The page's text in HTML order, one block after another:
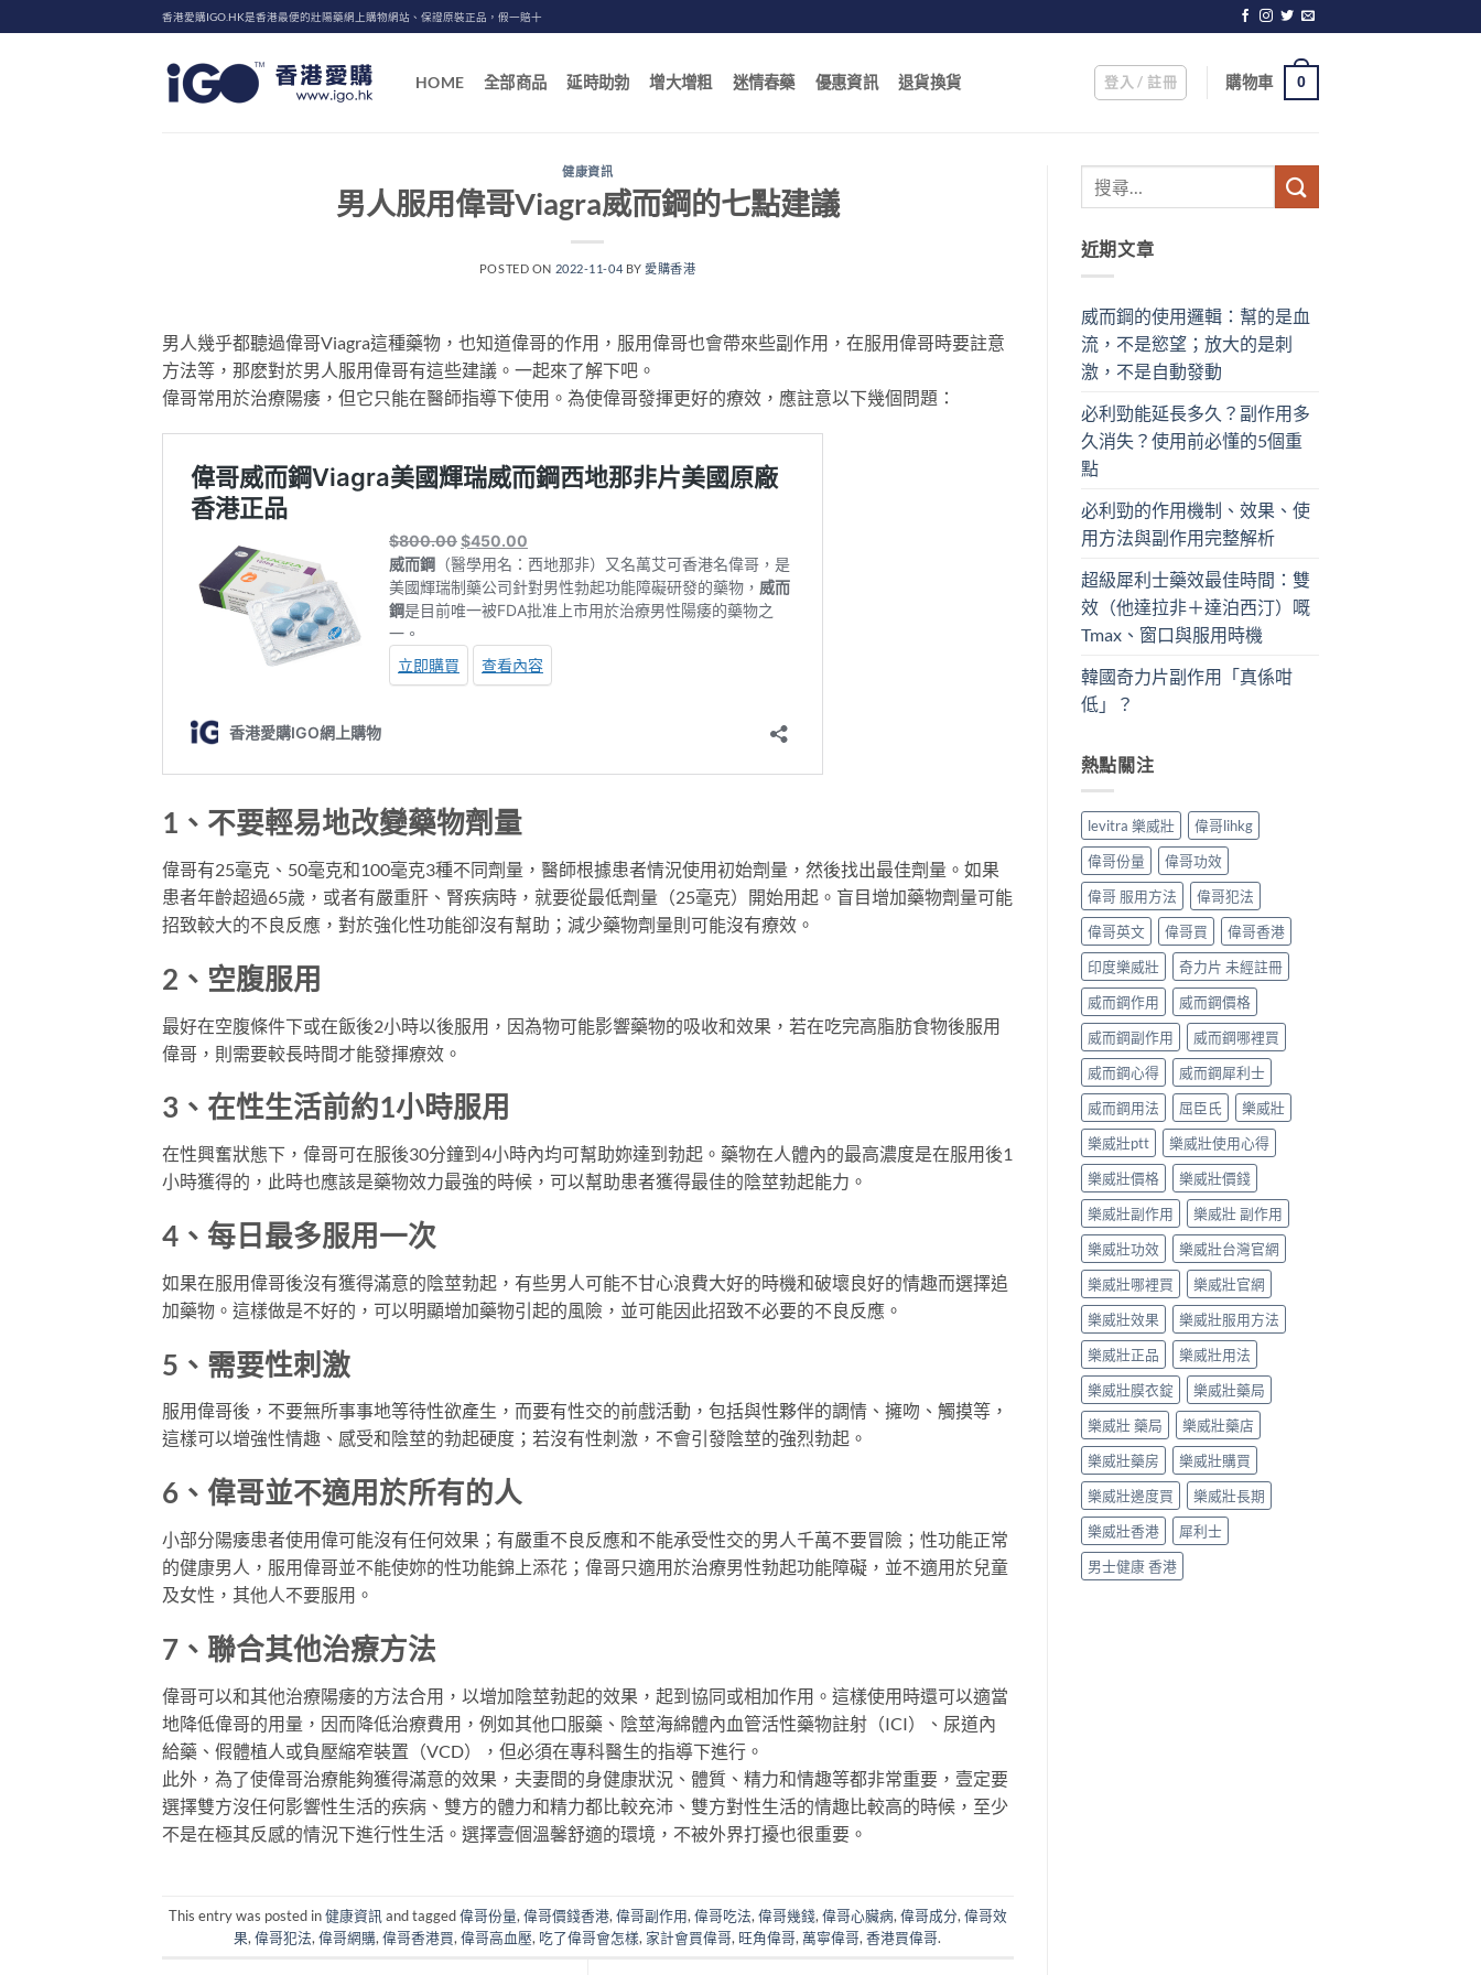
to
香港愛購IGO.HK是香港最便的壯陽藥網上購物網站、保證原裝正品，假一賠十
HOME 全部商品 延時助勃 增大增粗 迷情春藥 優惠資訊 退貨換貨 登入 / 註冊 購物車 0
健康資訊
男人服用偉哥Viagra威而鋼的七點建議
POSTED ON 2022-11-04 BY愛購香港
男人幾乎都聽過偉哥Viagra這種藥物，也知道偉哥的作用，服用偉哥也會帶來些副作用，在服用偉哥時要註意
方法等，那麽對於男人服用偉哥有這些建議。一起來了解下吧。
偉哥常用於治療陽痿，但它只能在醫師指導下使用。為使偉哥發揮更好的療效，應註意以下幾個問題：
1、不要輕易地改變藥物劑量
偉哥有25毫克、50毫克和100毫克3種不同劑量，醫師根據患者情況使用初始劑量，然後找出最佳劑量。如果
患者年齡超過65歲，或者有嚴重肝、腎疾病時，就要從最低劑量（25毫克）開始用起。盲目增加藥物劑量可能
招致較大的不良反應，對於強化性功能卻沒有幫助；減少藥物劑量則可能沒有療效。
2、空腹服用
最好在空腹條件下或在飯後2小時以後服用，因為物可能影響藥物的吸收和效果，若在吃完高脂肪食物後服用
偉哥，則需要較長時間才能發揮療效。
3、在性生活前約1小時服用
在性興奮狀態下，偉哥可在服後30分鐘到4小時內均可幫助妳達到勃起。藥物在人體內的最高濃度是在服用後1
小時獲得的，此時也應該是藥物效力最強的時候，可以幫助患者獲得最佳的陰莖勃起能力。
4、每日最多服用一次
如果在服用偉哥後沒有獲得滿意的陰莖勃起，有些男人可能不甘心浪費大好的時機和破壞良好的情趣而選擇追
加藥物。這樣做是不好的，可以明顯增加藥物引起的風險，並可能因此招致不必要的不良反應。
5、需要性刺激
服用偉哥後，不要無所事事地等待性欲產生，而要有性交的前戲活動，包括與性夥伴的調情、擁吻、觸摸等，
這樣可以增強性情趣、感受和陰莖的勃起硬度；若沒有性刺激，不會引發陰莖的強烈勃起。
6、偉哥並不適用於所有的人
小部分陽痿患者使用偉可能沒有任何效果；有嚴重不良反應和不能承受性交的男人千萬不要冒險；性功能正常
的健康男人，服用偉哥並不能使妳的性功能錦上添花；偉哥只適用於治療男性勃起功能障礙，並不適用於兒童
及女性，其他人不要服用。
7、聯合其他治療方法
偉哥可以和其他治療陽痿的方法合用，以增加陰莖勃起的效果，起到協同或相加作用。這樣使用時還可以適當
地降低偉哥的用量，因而降低治療費用，例如其他口服藥、陰莖海綿體內血管活性藥物註射（ICI）、尿道內
給藥、假體植人或負壓縮窄裝置（VCD），但必須在專科醫生的指導下進行。
此外，為了使偉哥治療能夠獲得滿意的效果，夫妻間的身健康狀況、體質、精力和情趣等都非常重要，壹定要
選擇雙方沒任何影響性生活的疾病、雙方的體力和精力都比較充沛、雙方對性生活的情趣比較高的時候，至少
不是在極其反感的情況下進行性生活。選擇壹個溫馨舒適的環境，不被外界打擾也很重要。
This entry was posted in健康資訊 and tagged偉哥份量, 偉哥價錢香港, 偉哥副作用, 偉哥吃法, 偉哥幾錢, 偉哥心臟病, 偉哥成分, 偉哥效
果,偉哥犯法,偉哥網購,偉哥香港買,偉哥高血壓, 吃了偉哥會怎樣, 家計會買偉哥, 旺角偉哥,萬寧偉哥,香港買偉哥.
近期文章
威而鋼的使用邏輯：幫的是血
流，不是慾望；放大的是刺
激，不是自動發動
必利勁能延長多久？副作用多
久消失？使用前必懂的5個重
點
必利勁的作用機制、效果、使
用方法與副作用完整解析
超級犀利士藥效最佳時間：雙
效（他達拉非＋達泊西汀）嘅
Tmax、窗口與服用時機
韓國奇力片副作用「真係咁
低」？
熱點關注
levitra 樂威壯
偉哥lihkg
偉哥份量
偉哥功效
偉哥 服用方法
偉哥犯法
偉哥英文
偉哥買
偉哥香港
印度樂威壯
奇力片 未經註冊
威而鋼作用
威而鋼價格
威而鋼副作用
威而鋼哪裡買
威而鋼心得
威而鋼犀利士
威而鋼用法
屈臣氏
樂威壯
樂威壯ptt
樂威壯使用心得
樂威壯價格
樂威壯價錢
樂威壯副作用
樂威壯 副作用
樂威壯功效
樂威壯台灣官網
樂威壯哪裡買
樂威壯官網
樂威壯效果
樂威壯服用方法
樂威壯正品
樂威壯用法
樂威壯膜衣錠
樂威壯藥局
樂威壯 藥局
樂威壯藥店
樂威壯藥房
樂威壯購買
樂威壯邊度買
樂威壯長期
樂威壯香港
犀利士
男士健康 香港